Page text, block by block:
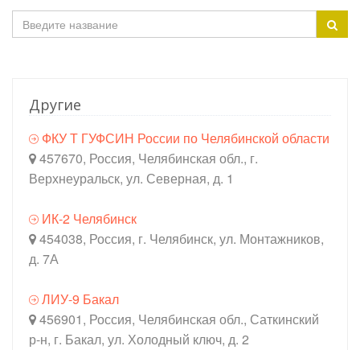
Другие
ФКУ Т ГУФСИН России по Челябинской области
457670, Россия, Челябинская обл., г.
Верхнеуральск, ул. Северная, д. 1
ИК-2 Челябинск
454038, Россия, г. Челябинск, ул. Монтажников,
д. 7А
ЛИУ-9 Бакал
456901, Россия, Челябинская обл., Саткинский
р-н, г. Бакал, ул. Холодный ключ, д. 2